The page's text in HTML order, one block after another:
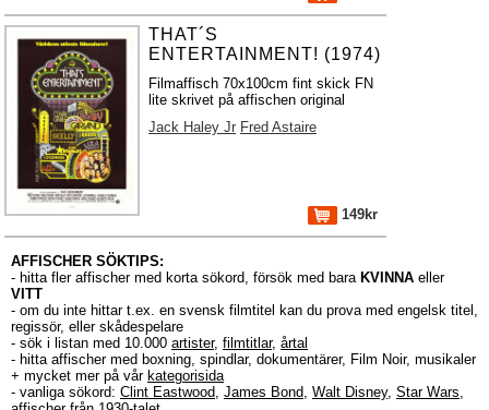
THAT´S
ENTERTAINMENT! (1974)
Filmaffisch 70x100cm fint skick FN
lite skrivet på affischen original
Jack Haley Jr Fred Astaire
149kr
AFFISCHER SÖKTIPS:
- hitta fler affischer med korta sökord, försök med bara KVINNA eller
VITT
- om du inte hittar t.ex. en svensk filmtitel kan du prova med engelsk titel,
regissör, eller skådespelare
- sök i listan med 10.000 artister, filmtitlar, årtal
- hitta affischer med boxning, spindlar, dokumentärer, Film Noir, musikaler
+ mycket mer på vår kategorisida
- vanliga sökord: Clint Eastwood, James Bond, Walt Disney, Star Wars,